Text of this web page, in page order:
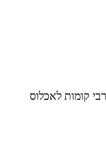
קומות לאכלוס